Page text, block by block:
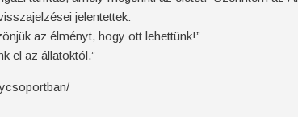
jelentettek:
az élményt, hogy ott lehettünk!”
el az állatoktól.”